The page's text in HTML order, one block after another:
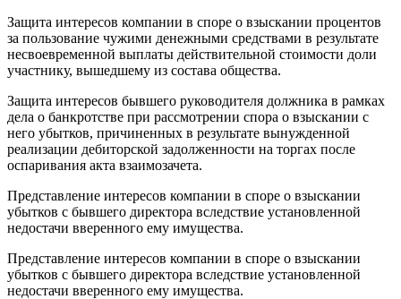
Защита интересов компании в споре о взыскании процентов
за пользование чужими денежными средствами в результате
несвоевременной выплаты действительной стоимости доли
участнику, вышедшему из состава общества.
Защита интересов бывшего руководителя должника в рамках
дела о банкротстве при рассмотрении спора о взыскании с
него убытков, причиненных в результате вынужденной
реализации дебиторской задолженности на торгах после
оспаривания акта взаимозачета.
Представление интересов компании в споре о взыскании
убытков с бывшего директора вследствие установленной
недостачи вверенного ему имущества.
Представление интересов компании в споре о взыскании
убытков с бывшего директора вследствие установленной
недостачи вверенного ему имущества.